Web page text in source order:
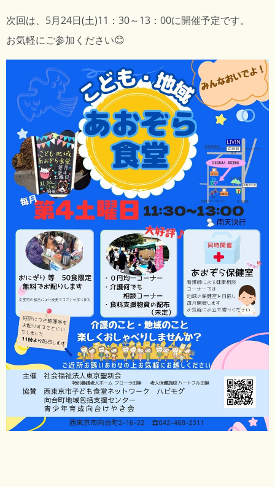
次回は、5月24日(土)11：30～13：00に開催予定です。
お気軽にご参加ください😊